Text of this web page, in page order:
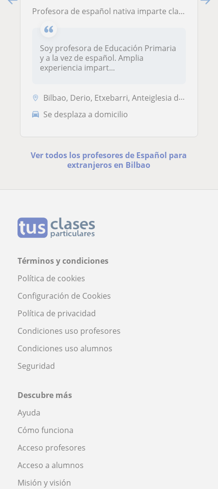
Profesora de español nativa imparte clases de español a todas las personas, sin importar la edad, y a cualquier nivel
Soy profesora de Educación Primaria
y a la vez de español. Amplia
experiencia impart...
Bilbao, Derio, Etxebarri, Anteiglesia de San Esteban-Etxebarri Do, So...
Se desplaza a domicilio
Ver todos los profesores de Español para
extranjeros en Bilbao
Términos y condiciones
Política de cookies
Configuración de Cookies
Política de privacidad
Condiciones uso profesores
Condiciones uso alumnos
Seguridad
Descubre más
Ayuda
Cómo funciona
Acceso profesores
Acceso a alumnos
Misión y visión